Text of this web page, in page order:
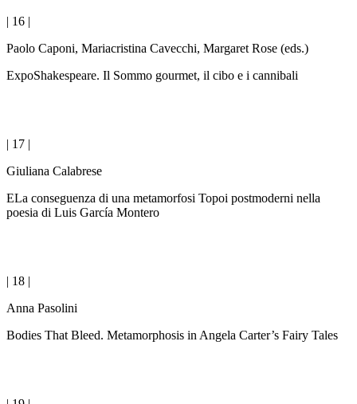
| 16 |
Paolo Caponi, Mariacristina Cavecchi, Margaret Rose (eds.)
ExpoShakespeare. Il Sommo gourmet, il cibo e i cannibali
| 17 |
Giuliana Calabrese
ELa conseguenza di una metamorfosi Topoi postmoderni nella
poesia di Luis García Montero
| 18 |
Anna Pasolini
Bodies That Bleed. Metamorphosis in Angela Carter’s Fairy Tales